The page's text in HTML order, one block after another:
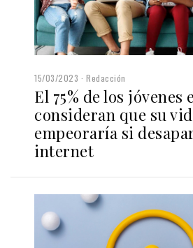
15/03/2023 Redacción
El 75% de los jóvenes
consideran que su
empeoraría si
internet